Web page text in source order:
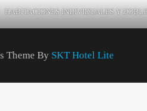
HABITACIONES INDIVIDUALES Y
Theme By SKT Hotel Lite